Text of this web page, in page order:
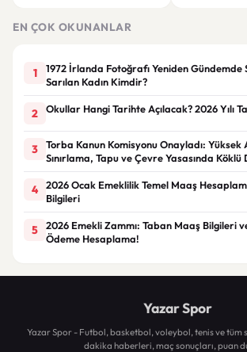
EN ÇOK OKUNANLAR
1
1972 İrlanda Fotoğrafı Yeniden Gündemde
Sarılan Kadın Kimdir?
2 Okullar Hangi Tarihte Açılacak? 2026 Yılı
3
Torba Kanun Komisyonu Onayladı:
Sınırlama, Tapu ve Çevre Yasasında
4
2026 Ocak Emeklilik Temel Maaş
Bilgileri
5
2026 Emekli Zammı: Taban Maaş Bilgileri
Ödeme Hesaplama!
Yazar Spor
Yazar Spor - Futbol, basketbol, voleybol, tenis ve tüm
dakika haberleri, maç sonuçları, puan